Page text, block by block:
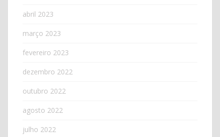
abril 2023
março 2023
fevereiro 2023
dezembro 2022
outubro 2022
agosto 2022
julho 2022